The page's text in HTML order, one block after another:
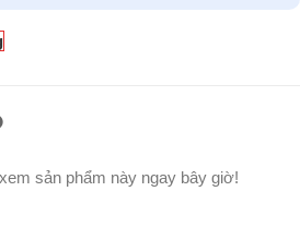
sản phẩm này ngay bây giờ!